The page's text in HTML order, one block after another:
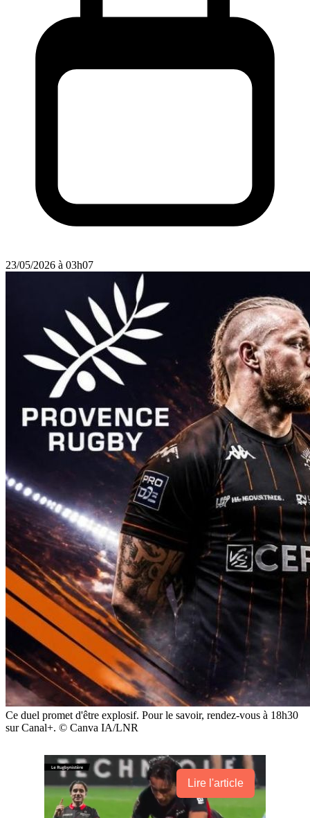
23/05/2026 à 03h07
Ce duel promet d'être explosif. Pour le savoir, rendez-vous à 18h30
sur Canal+. © Canva IA/LNR
Lire l'article